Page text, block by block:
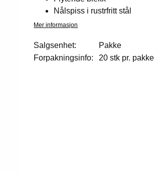
Nålspiss i rustrfritt stål
Mer informasjon
Salgsenhet:
Pakke
Forpakningsinfo:
20 stk pr. pakke